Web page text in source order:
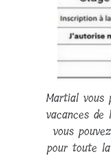
Martial vous
vacances de
vous
pour toute